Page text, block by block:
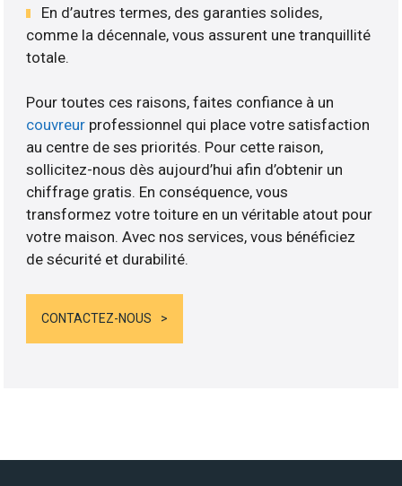
En d’autres termes, des garanties solides,
comme la décennale, vous assurent une tranquillité
totale.
Pour toutes ces raisons, faites confiance à un
couvreur professionnel qui place votre satisfaction
au centre de ses priorités. Pour cette raison,
sollicitez-nous dès aujourd’hui afin d’obtenir un
chiffrage gratis. En conséquence, vous
transformez votre toiture en un véritable atout pour
votre maison. Avec nos services, vous bénéficiez
de sécurité et durabilité.
CONTACTEZ-NOUS